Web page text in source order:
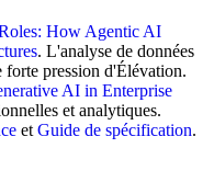
How Agentic AI
. L'analyse de données
forte pression d'Élévation.
AI in Enterprise
et analytiques.
et Guide de spécification.